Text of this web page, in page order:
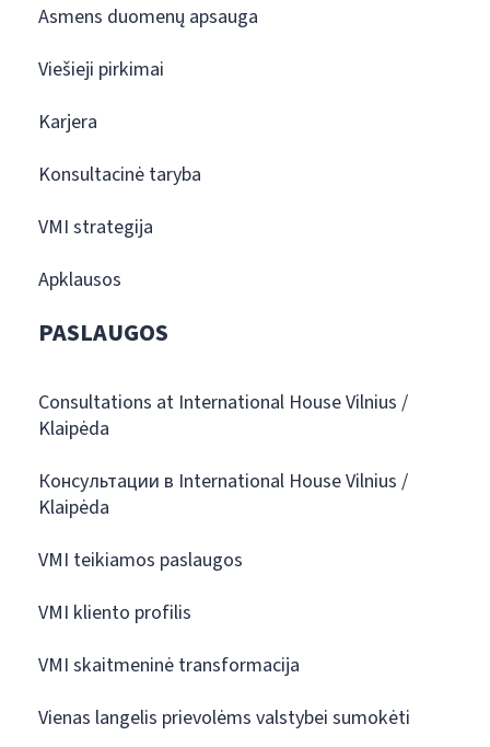
Asmens duomenų apsauga
Viešieji pirkimai
Karjera
Konsultacinė taryba
VMI strategija
Apklausos
PASLAUGOS
Consultations at International House Vilnius /
Klaipėda
Консультации в International House Vilnius /
Klaipėda
VMI teikiamos paslaugos
VMI kliento profilis
VMI skaitmeninė transformacija
Vienas langelis prievolėms valstybei sumokėti